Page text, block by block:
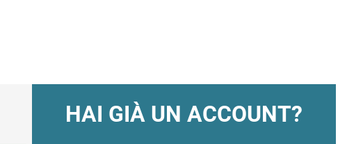
HAI GIÀ UN ACCOUNT?